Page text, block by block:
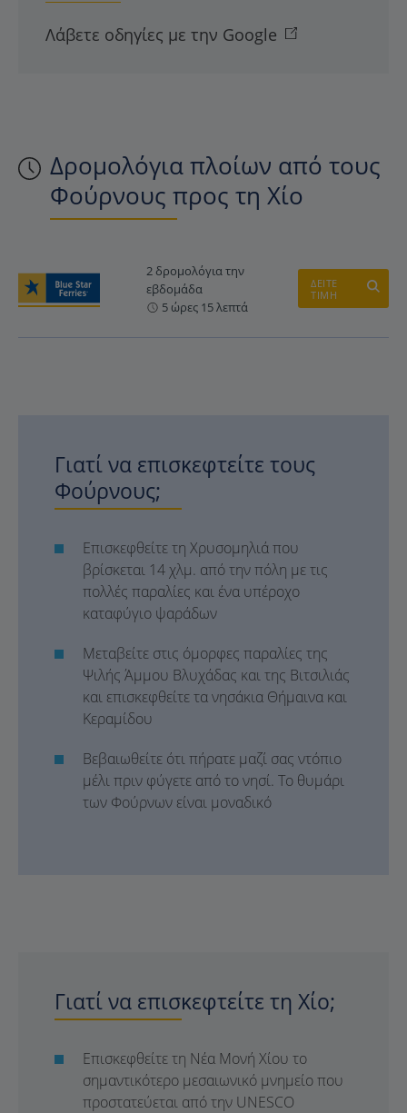
Δρομολόγια πλοίων από τους
Φούρνους προς τη Χίο
2 δρομολόγια την
εβδομάδα
5 ώρες 15 λεπτά
ΔΕΙΤΕ
ΤΙΜΗ
Γιατί να επισκεφτείτε τους
Φούρνους;
Επισκεφθείτε τη Χρυσομηλιά που
βρίσκεται 14 χλμ. από την πόλη με τις
πολλές παραλίες και ένα υπέροχο
καταφύγιο ψαράδων
Μεταβείτε στις όμορφες παραλίες της
Ψιλής Άμμου Βλυχάδας και της Βιτσιλιάς
και επισκεφθείτε τα νησάκια Θήμαινα και
Κεραμίδου
Βεβαιωθείτε ότι πήρατε μαζί σας ντόπιο
μέλι πριν φύγετε από το νησί. Το θυμάρι
των Φούρνων είναι μοναδικό
Γιατί να επισκεφτείτε τη Χίο;
Επισκεφθείτε τη Νέα Μονή Χίου το
σημαντικότερο μεσαιωνικό μνημείο που
προστατεύεται από την UNESCO
Λάβετε οδηγίες με την Google